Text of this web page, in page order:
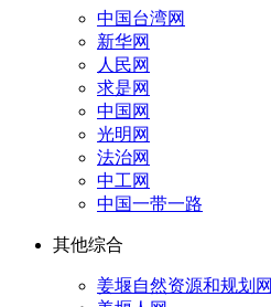
中国台湾网
新华网
人民网
求是网
中国网
光明网
法治网
中工网
中国一带一路
其他综合
姜堰自然资源和规划网